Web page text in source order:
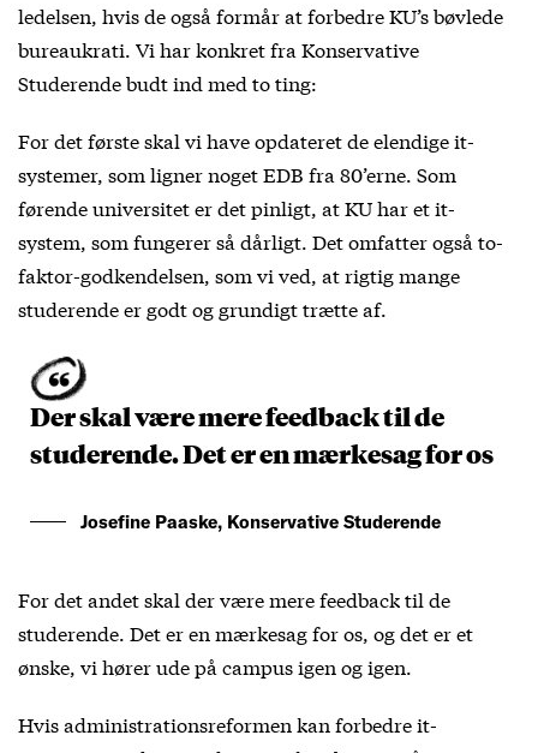
ledelsen, hvis de også formår at forbedre KU’s bøvlede
bureaukrati. Vi har konkret fra Konservative
Studerende budt ind med to ting:
For det første skal vi have opdateret de elendige it-
systemer, som ligner noget EDB fra 80’erne. Som
førende universitet er det pinligt, at KU har et it-
system, som fungerer så dårligt. Det omfatter også to-
faktor-godkendelsen, som vi ved, at rigtig mange
studerende er godt og grundigt trætte af.
Der skal være mere feedback til de
studerende. Det er en mærkesag for os
Josefine Paaske, Konservative Studerende
For det andet skal der være mere feedback til de
studerende. Det er en mærkesag for os, og det er et
ønske, vi hører ude på campus igen og igen.
Hvis administrationsreformen kan forbedre it-